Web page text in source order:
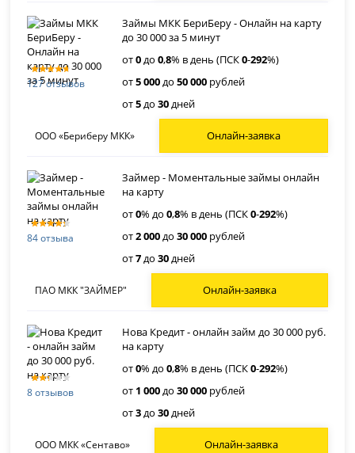
127 отзывов
Займы МКК БериБеру - Онлайн на карту
до 30 000 за 5 минут
от0до0,8% в день (ПСК0-292%)
от5 000до50 000 рублей
от5до30дней
ООО «Бериберу МКК» Онлайн-заявка
84 отзыва
Займер - Моментальные займы онлайн
на карту
от0% до0,8% в день (ПСК0-292%)
от2 000до30 000 рублей
от7до30дней
ПАО МКК "ЗАЙМЕР" Онлайн-заявка
8 отзывов
Нова Кредит - онлайн займ до 30 000 руб.
на карту
от0% до0,8% в день (ПСК0-292%)
от 1 000до30 000 рублей
от3до30дней
ООО МКК «Сентаво» Онлайн-заявка